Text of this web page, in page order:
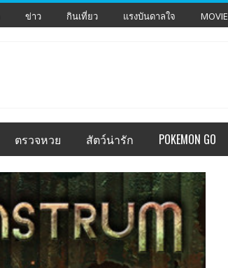
ข่าว กินเที่ยว แรงบันดาลใจ MOVIE
ตรวจหวย สัตว์น่ารัก POKEMON GO